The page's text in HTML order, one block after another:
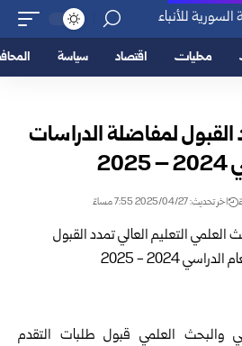
محليات اقتصاد سياسة
القبول لمفاضلة الدراسات
اخر تحديث: 2025/04/27 7:55 مساءً
والبحث العلمي قبول ‏طلبات التقدم